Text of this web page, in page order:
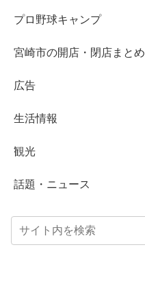
プロ野球キャンプ
宮崎市の開店・閉店まとめ
広告
生活情報
観光
話題・ニュース